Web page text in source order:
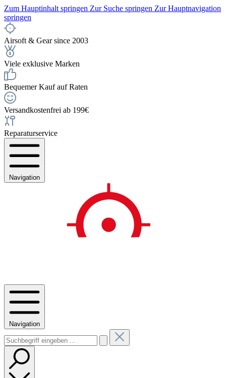
Zum Hauptinhalt springen Zur Suche springen Zur Hauptnavigation
springen
Airsoft & Gear since 2003
Viele exklusive Marken
Bequemer Kauf auf Raten
Versandkostenfrei ab 199€
Reparaturservice
Navigation
Navigation